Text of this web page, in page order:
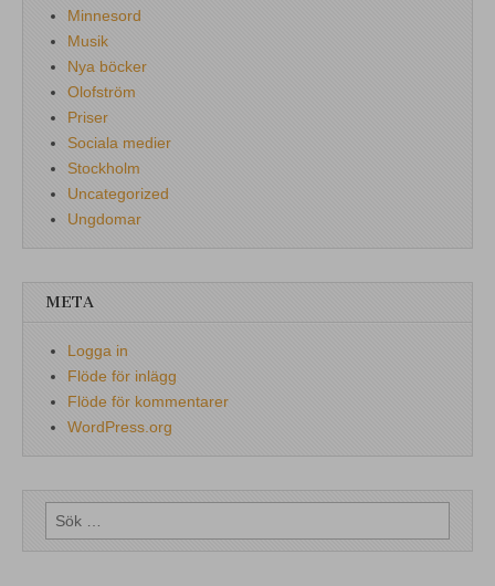
Minnesord
Musik
Nya böcker
Olofström
Priser
Sociala medier
Stockholm
Uncategorized
Ungdomar
META
Logga in
Flöde för inlägg
Flöde för kommentarer
WordPress.org
Sök
efter: